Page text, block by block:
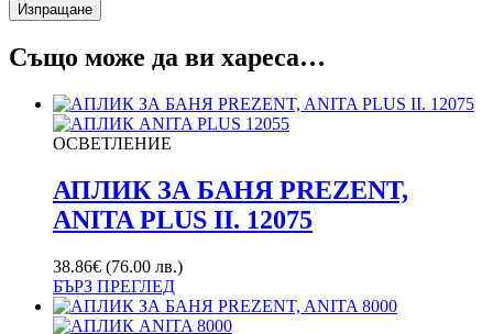
Също може да ви хареса…
ОСВЕТЛЕНИЕ
АПЛИК ЗА БАНЯ PREZENT,
ANITA PLUS II. 12075
38.86€ (76.00 лв.)
БЪРЗ ПРЕГЛЕД